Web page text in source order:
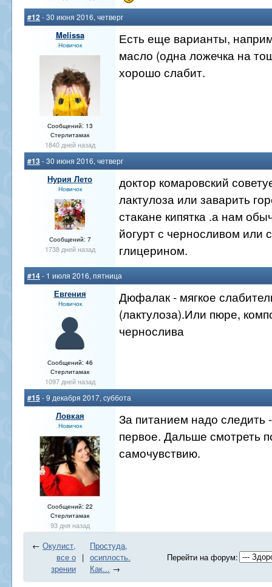
#12- 30 июня 2016, четверг
Melissa
Новичок
Сообщений: 13
Стерлитамак
1840 дней назад
Есть еще варианты,
масло (одна ложечка на
хорошо слабит.
#13- 30 июня 2016, четверг
Нурия Лето
Новичок
Сообщений: 7
1738 дней назад
доктор комаровский
лактулоза или заварить
стакане кипятка .а нам
йогурт с черносливом или
глицерином.
#14- 1 июля 2016, пятница
Евгения
Новичок
Сообщений: 46
Стерлитамак
1097 дней назад
Дюфалак - мягкое
(лактулоза).Или пюре,
чернослива
#15 - 9 декабря 2017, суббота
Ловкая
Новичок
Сообщений: 22
Стерлитамак
93 дня назад
За питанием надо следить
первое. Дальше смотреть
самочувствию.
← Окулист,
все о
зрении
|
Простуда,
осиплость.
Как... →
Перейти на форум: